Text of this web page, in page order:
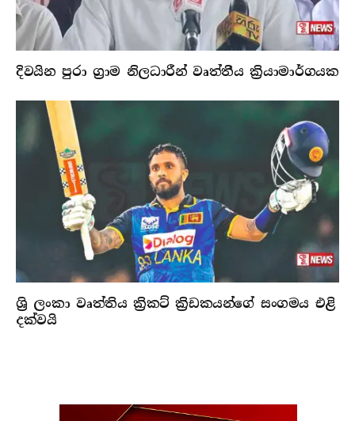
දිවයින පුරා ග්‍රාම නිලධාරීන් වෘත්තීය ක්‍රියාමාර්ගයක
ශ්‍රි ලංකා වෘත්තිය ක්‍රිකට් ක්‍රිඩකයන්ගේ සංගමය එළි
දක්වයි